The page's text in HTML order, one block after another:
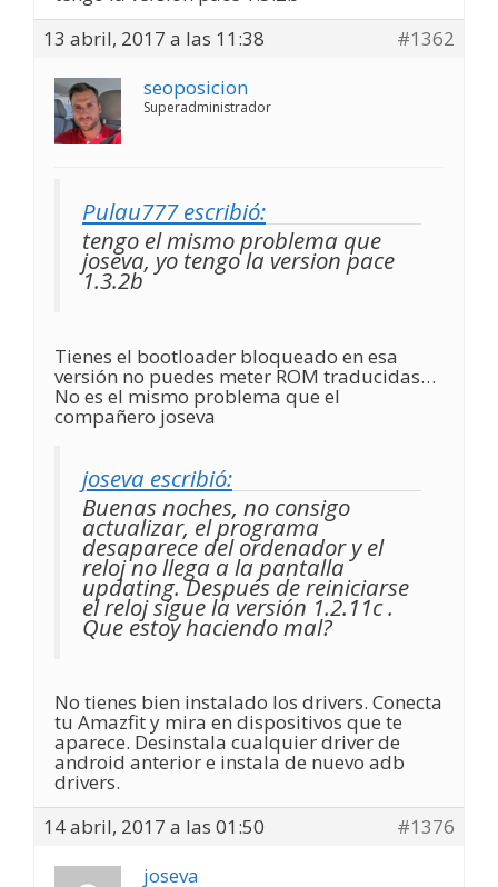
13 abril, 2017 a las 11:38
#1362
seoposicion
Superadministrador
Pulau777 escribió:
tengo el mismo problema que
joseva, yo tengo la version pace
1.3.2b
Tienes el bootloader bloqueado en esa
versión no puedes meter ROM traducidas…
No es el mismo problema que el
compañero joseva
joseva escribió:
Buenas noches, no consigo
actualizar, el programa
desaparece del ordenador y el
reloj no llega a la pantalla
updating. Después de reiniciarse
el reloj sigue la versión 1.2.11c .
Que estoy haciendo mal?
No tienes bien instalado los drivers. Conecta
tu Amazfit y mira en dispositivos que te
aparece. Desinstala cualquier driver de
android anterior e instala de nuevo adb
drivers.
14 abril, 2017 a las 01:50
#1376
joseva